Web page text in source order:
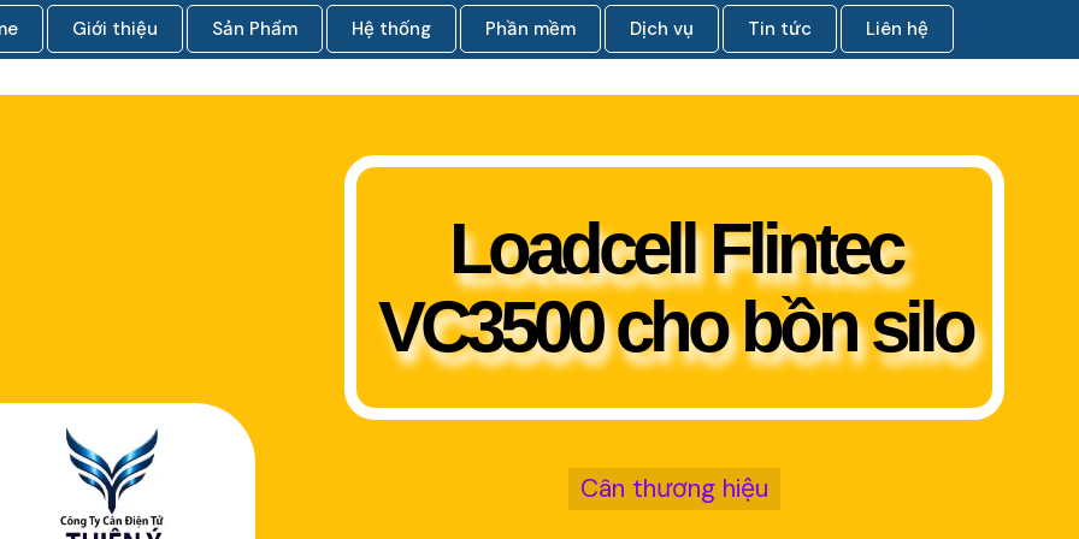
Giới thiệu Sản Phẩm Hệ thống Phần mềm Dịch vụ Tin tức Liên hệ
Loadcell Flintec
VC3500 cho bồn silo
Cân thương hiệu